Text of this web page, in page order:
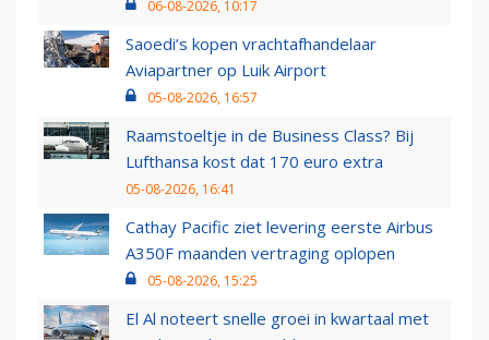
06-08-2026, 10:17
Saoedi’s kopen vrachtafhandelaar
Aviapartner op Luik Airport
05-08-2026, 16:57
Raamstoeltje in de Business Class? Bij
Lufthansa kost dat 170 euro extra
05-08-2026, 16:41
Cathay Pacific ziet levering eerste Airbus
A350F maanden vertraging oplopen
05-08-2026, 15:25
El Al noteert snelle groei in kwartaal met